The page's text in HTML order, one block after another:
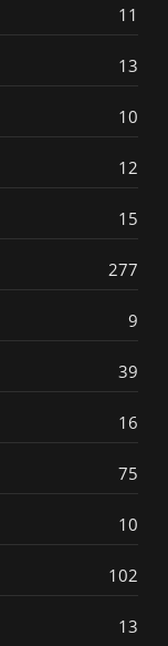
11
13
10
12
15
277
9
39
16
75
10
102
13